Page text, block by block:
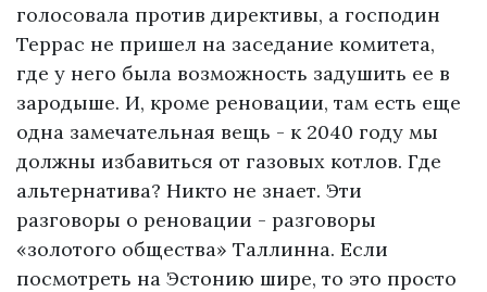
голосовала против директивы, а господин
Террас не пришел на заседание комитета,
где у него была возможность задушить ее в
зародыше. И, кроме реновации, там есть еще
одна замечательная вещь - к 2040 году мы
должны избавиться от газовых котлов. Где
альтернатива? Никто не знает. Эти
разговоры о реновации - разговоры
«золотого общества» Таллинна. Если
посмотреть на Эстонию шире, то это просто